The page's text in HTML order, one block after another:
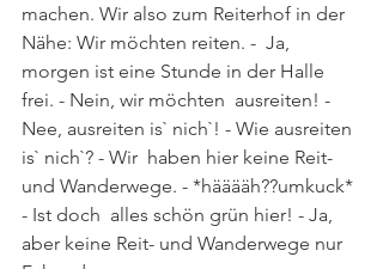
machen. Wir also zum Reiterhof in der
Nähe: Wir möchten reiten. -  Ja,
morgen ist eine Stunde in der Halle
frei. - Nein, wir möchten  ausreiten! -
Nee, ausreiten is` nich`! - Wie ausreiten
is` nich`? - Wir  haben hier keine Reit-
und Wanderwege. - *hääääh??umkuck*
- Ist doch  alles schön grün hier! - Ja,
aber keine Reit- und Wanderwege nur